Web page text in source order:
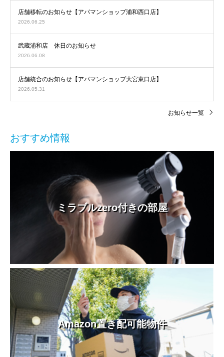
店舗移転のお知らせ【アパマンショップ浦和西口店】
2026.06.25
武蔵浦和店 休日のお知らせ
2026.06.08
店舗統合のお知らせ【アパマンショップ大宮東口店】
2026.05.31
お知らせ一覧
おすすめ情報
ミラブルzero付きの部屋
Amazon置き配可能物件